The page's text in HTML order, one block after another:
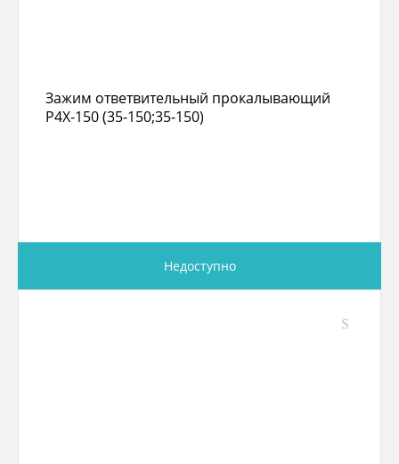
Зажим ответвительный прокалывающий
P4X-150 (35-150;35-150)
Недоступно